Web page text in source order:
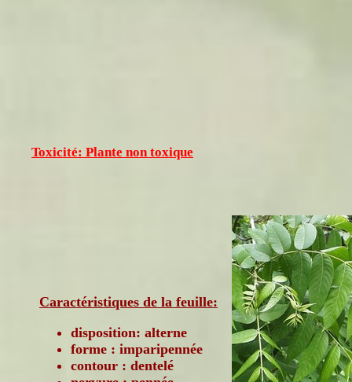
Toxicité: Plante non toxique
Caractéristiques de la feuille:
disposition: alterne
forme : imparipennée
contour : dentelé